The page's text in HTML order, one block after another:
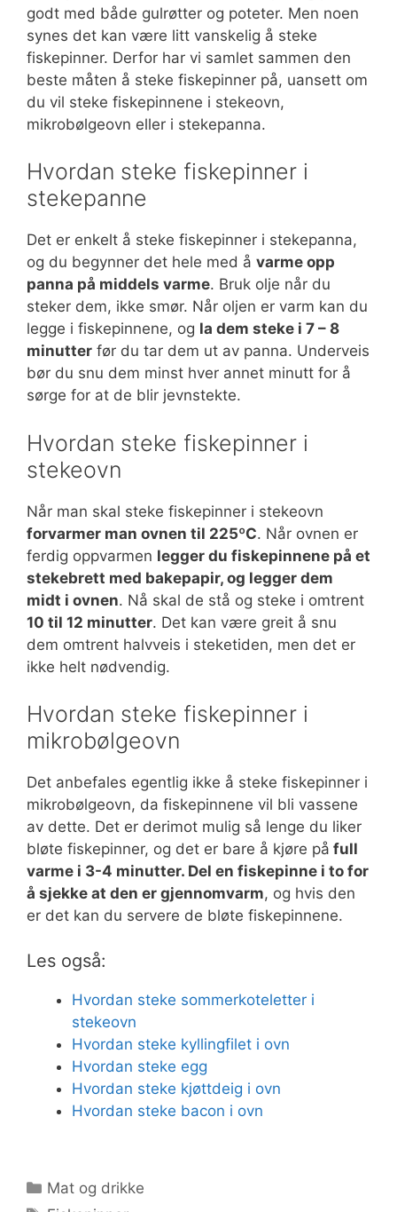
godt med både gulrøtter og poteter. Men noen
synes det kan være litt vanskelig å steke
fiskepinner. Derfor har vi samlet sammen den
beste måten å steke fiskepinner på, uansett om
du vil steke fiskepinnene i stekeovn,
mikrobølgeovn eller i stekepanna.
Hvordan steke fiskepinner i
stekepanne
Det er enkelt å steke fiskepinner i stekepanna,
og du begynner det hele med å varme opp
panna på middels varme. Bruk olje når du
steker dem, ikke smør. Når oljen er varm kan du
legge i fiskepinnene, og la dem steke i 7 – 8
minutter før du tar dem ut av panna. Underveis
bør du snu dem minst hver annet minutt for å
sørge for at de blir jevnstekte.
Hvordan steke fiskepinner i
stekeovn
Når man skal steke fiskepinner i stekeovn
forvarmer man ovnen til 225ºC. Når ovnen er
ferdig oppvarmen legger du fiskepinnene på et
stekebrett med bakepapir, og legger dem
midt i ovnen. Nå skal de stå og steke i omtrent
10 til 12 minutter. Det kan være greit å snu
dem omtrent halvveis i steketiden, men det er
ikke helt nødvendig.
Hvordan steke fiskepinner i
mikrobølgeovn
Det anbefales egentlig ikke å steke fiskepinner i
mikrobølgeovn, da fiskepinnene vil bli vassene
av dette. Det er derimot mulig så lenge du liker
bløte fiskepinner, og det er bare å kjøre på full
varme i 3-4 minutter. Del en fiskepinne i to for
å sjekke at den er gjennomvarm, og hvis den
er det kan du servere de bløte fiskepinnene.
Les også:
Hvordan steke sommerkoteletter i
stekeovn
Hvordan steke kyllingfilet i ovn
Hvordan steke egg
Hvordan steke kjøttdeig i ovn
Hvordan steke bacon i ovn
Kategorier
Mat og drikke